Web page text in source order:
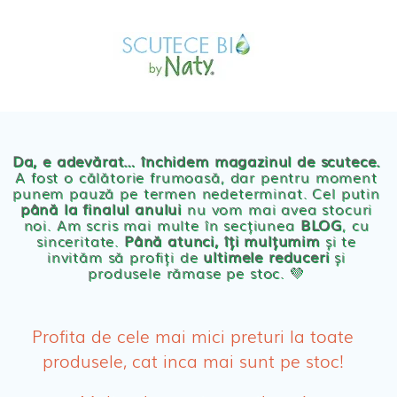
PRODUSE BEBE
Servetele umede ecologice
Cosmetice BEBE
Olita Bio Naty
PRODUSE FEMEI
Absorbante Post-Natale
Da, e adevărat… închidem magazinul de scutece.
A fost o călătorie frumoasă, dar pentru moment
punem pauză pe termen nedeterminat. Cel putin
până la finalul anului nu vom mai avea stocuri
noi. Am scris mai multe în secțiunea BLOG, cu
sinceritate. Până atunci, îți mulțumimși te
invităm să profiți de ultimele reduceriși
produsele rămase pe stoc. 💛
Profita de cele mai mici preturi la toate
produsele, cat inca mai sunt pe stoc!